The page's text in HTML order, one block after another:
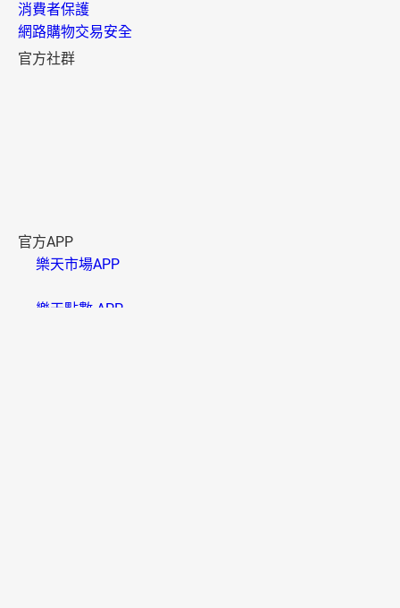
消費者保護
網路購物交易安全
官方社群
官方APP
樂天市場APP
樂天點數 APP